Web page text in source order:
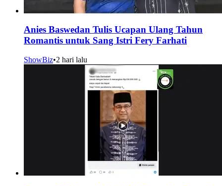
Anies Baswedan Tulis Ucapan Ulang Tahun
Romantis untuk Sang Istri Fery Farhati
ShowBiz•2 hari lalu